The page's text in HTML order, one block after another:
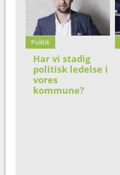
Politik
Har vi stadig
politisk ledelse i
vores
kommune?